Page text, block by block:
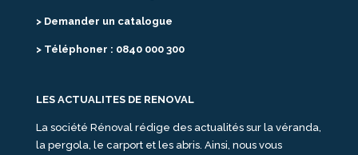
> Demander un catalogue
> Téléphoner : 0840 000 300
LES ACTUALITES DE RENOVAL
La société Rénoval rédige des actualités sur la véranda,
la pergola, le carport et les abris. Ainsi, nous vous